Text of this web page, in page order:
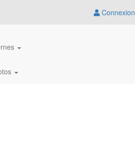
Connexion